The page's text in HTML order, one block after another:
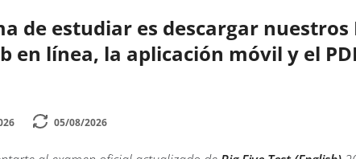
de estudiar es descargar nuestros
en línea, la aplicación móvil y el
05/08/2026